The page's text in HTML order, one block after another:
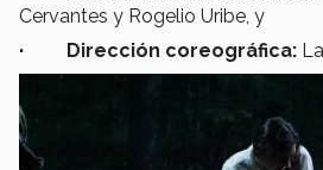
Cervantes y Rogelio Uribe, y
· Dirección coreográfica: